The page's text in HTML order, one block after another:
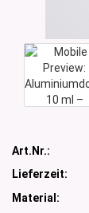
Art.Nr.:
Lieferzeit:
Material: